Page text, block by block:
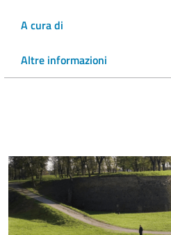
A cura di
Altre informazioni